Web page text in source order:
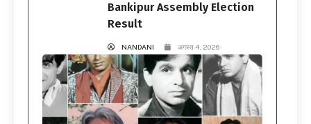
Bankipur Assembly Election
Result
NANDANI अगस्त 4, 2026